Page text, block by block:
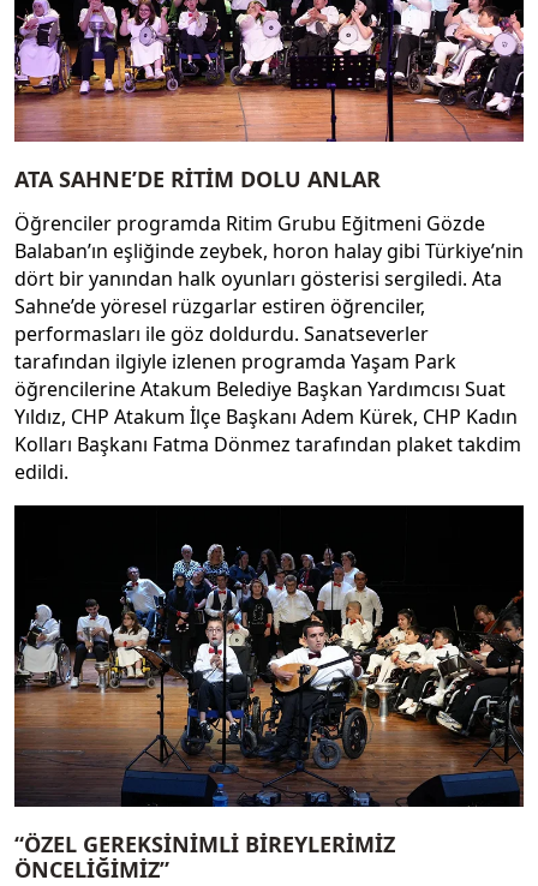
ATA SAHNE’DE RİTİM DOLU ANLAR
Öğrenciler programda Ritim Grubu Eğitmeni Gözde
Balaban’ın eşliğinde zeybek, horon halay gibi Türkiye’nin
dört bir yanından halk oyunları gösterisi sergiledi. Ata
Sahne’de yöresel rüzgarlar estiren öğrenciler,
performasları ile göz doldurdu. Sanatseverler
tarafından ilgiyle izlenen programda Yaşam Park
öğrencilerine Atakum Belediye Başkan Yardımcısı Suat
Yıldız, CHP Atakum İlçe Başkanı Adem Kürek, CHP Kadın
Kolları Başkanı Fatma Dönmez tarafından plaket takdim
edildi.
“ÖZEL GEREKSİNİMLİ BİREYLERİMİZ
ÖNCELİĞİMİZ”